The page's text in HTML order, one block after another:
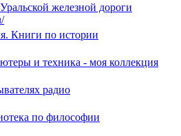
железной дороги
Книги по истории
и техника - моя коллекция
радио
по философии